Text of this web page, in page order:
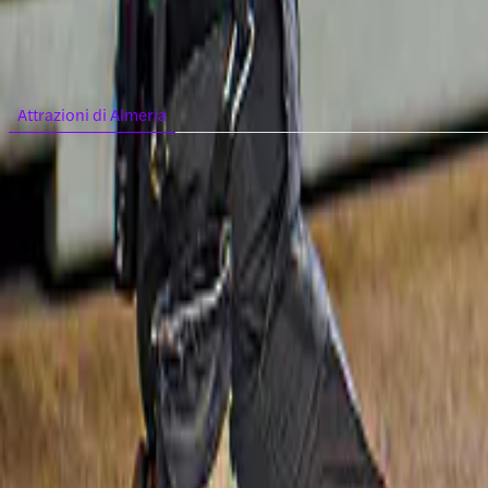
Scegli una categoria
Attrazioni di Almeria
Parchi a tema | Almeria
Visualizza tutte
Città vicine da esplorare
Visualizza tutto